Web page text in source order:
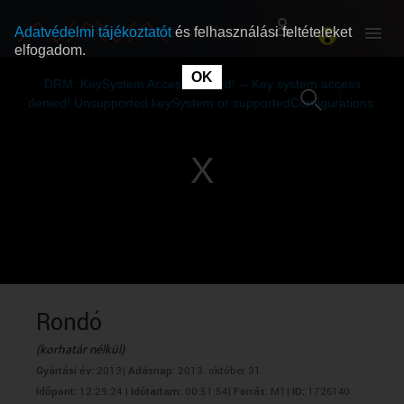
RÓLUNK
RÓLUNK
DRM: KeySystem Access Denied! -- Key system access
denied! Unsupported keySystem or supportedConfigurations.
Rondó
(korhatár nélkül)
Gyártási év: 2013| Adásnap: 2013. október 31.
Időpont: 12:29:24 | Időtartam: 00:51:54| Forrás: M1| ID: 1726140
Adatvédelmi tájékoztatótés felhasználási feltételeket
elfogadom.
OK